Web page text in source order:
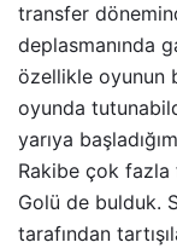
transfer
deplasmanında
özellikle oyunun
oyunda
yarıya
Rakibe çok fazla
Golü de bulduk.
tarafından